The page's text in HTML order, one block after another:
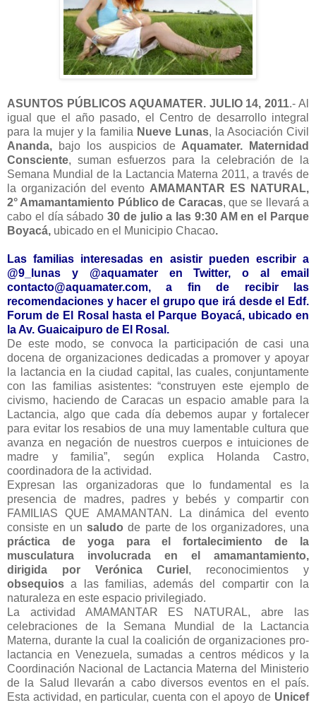
ASUNTOS PÚBLICOS AQUAMATER. JULIO 14, 2011.- Al
igual que el año pasado, el Centro de desarrollo integral
para la mujer y la familia Nueve Lunas, la Asociación Civil
Ananda, bajo los auspicios deAquamater. Maternidad
Consciente, suman esfuerzos para la celebración de la
Semana Mundial de la Lactancia Materna 2011, a través de
la organización del evento AMAMANTAR ES NATURAL,
2° Amamantamiento Público de Caracas, que se llevará a
cabo el día sábado30 de julio a las 9:30 AMen el Parque
Boyacá, ubicado en el Municipio Chacao.
Las familias interesadas en asistir pueden escribir a
@9_lunas y @aquamater en Twitter, o al email
contacto@aquamater.com, a fin de recibir las
recomendaciones y hacer el grupo que irá desde el Edf.
Forum de El Rosal hasta el Parque Boyacá, ubicado en
la Av. Guaicaipuro de El Rosal.
De este modo, se convoca la participación de casi una
docena de organizaciones dedicadas a promover y apoyar
la lactancia en la ciudad capital, las cuales, conjuntamente
con las familias asistentes: “construyen este ejemplo de
civismo, haciendo de Caracas un espacio amable para la
Lactancia, algo que cada día debemos aupar y fortalecer
para evitar los resabios de una muy lamentable cultura que
avanza en negación de nuestros cuerpos e intuiciones de
madre y familia”, según explica Holanda Castro,
coordinadora de la actividad.
Expresan las organizadoras que lo fundamental es la
presencia de madres, padres y bebés y compartir con
FAMILIAS QUE AMAMANTAN. La dinámica del evento
consiste en unsaludo de parte de los organizadores, una
práctica de yoga para el fortalecimiento de la
musculatura involucrada en el amamantamiento,
dirigida por Verónica Curiel , reconocimientos y
obsequiosa las familias, además del compartir con la
naturaleza en este espacio privilegiado.
La actividad AMAMANTAR ES NATURAL, abre las
celebraciones de la Semana Mundial de la Lactancia
Materna, durante la cual la coalición de organizaciones pro-
lactancia en Venezuela, sumadas a centros médicos y la
Coordinación Nacional de Lactancia Materna del Ministerio
de la Salud llevarán a cabo diversos eventos en el país.
Esta actividad, en particular, cuenta con el apoyo de Unicef